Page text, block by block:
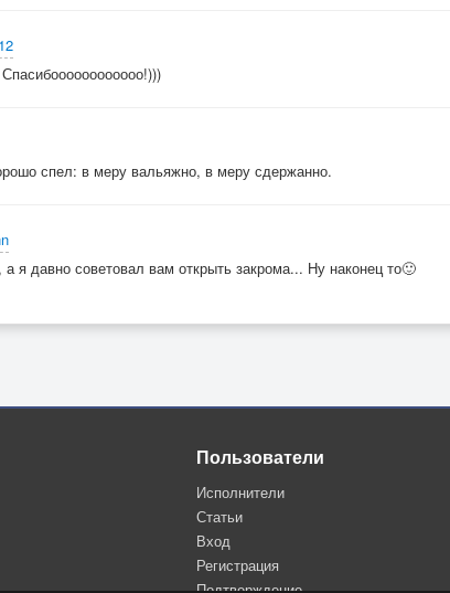
спел: в меру вальяжно, в меру сдержанно.
я давно советовал вам открыть закрома... Ну наконец то🙂
Пользователи
Исполнители
Статьи
Вход
Регистрация